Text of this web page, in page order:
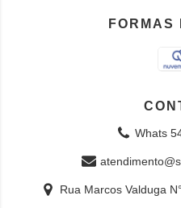
FORMAS
Whats
Rua Marcos Valduga